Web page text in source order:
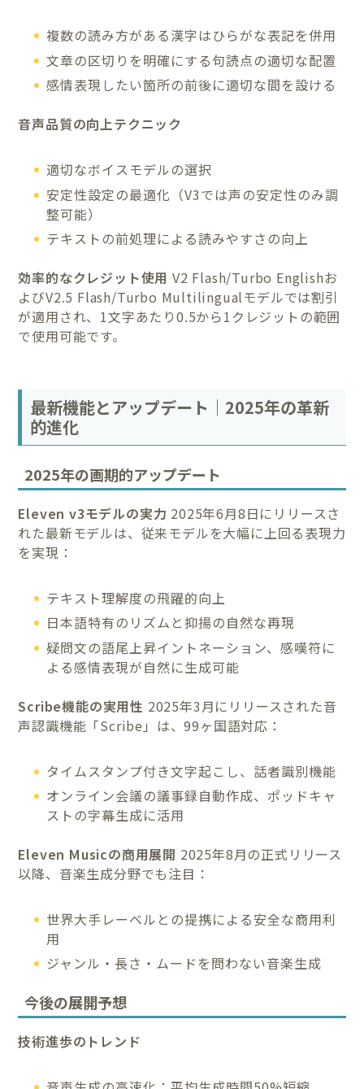
複数の読み方がある漢字はひらがな表記を併用
文章の区切りを明確にする句読点の適切な配置
感情表現したい箇所の前後に適切な間を設ける
音声品質の向上テクニック
適切なボイスモデルの選択
安定性設定の最適化（V3では声の安定性のみ調
整可能）
テキストの前処理による読みやすさの向上
効率的なクレジット使用 V2 Flash/Turbo Englishお
よびV2.5 Flash/Turbo Multilingualモデルでは割引
が適用され、1文字あたり0.5から1クレジットの範囲
で使用可能です。
最新機能とアップデート｜2025年の革新
的進化
2025年の画期的アップデート
Eleven v3モデルの実力 2025年6月8日にリリースさ
れた最新モデルは、従来モデルを大幅に上回る表現力
を実現：
テキスト理解度の飛躍的向上
日本語特有のリズムと抑揚の自然な再現
疑問文の語尾上昇イントネーション、感嘆符に
よる感情表現が自然に生成可能
Scribe機能の実用性 2025年3月にリリースされた音
声認識機能「Scribe」は、99ヶ国語対応：
タイムスタンプ付き文字起こし、話者識別機能
オンライン会議の議事録自動作成、ポッドキャ
ストの字幕生成に活用
Eleven Musicの商用展開 2025年8月の正式リリース
以降、音楽生成分野でも注目：
世界大手レーベルとの提携による安全な商用利
用
ジャンル・長さ・ムードを問わない音楽生成
今後の展開予想
技術進歩のトレンド